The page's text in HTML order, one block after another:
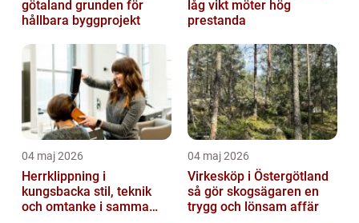
götaland grunden för
hållbara byggprojekt
låg vikt möter hög
prestanda
04 maj 2026
Herrklippning i
kungsbacka stil, teknik
och omtanke i samma
04 maj 2026
Virkesköp i Östergötland
så gör skogsägaren en
trygg och lönsam affär